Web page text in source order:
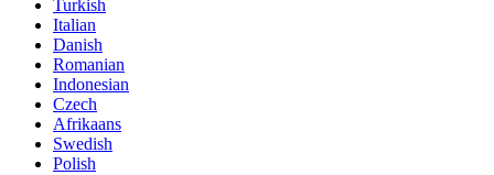
Turkish
Italian
Danish
Romanian
Indonesian
Czech
Afrikaans
Swedish
Polish